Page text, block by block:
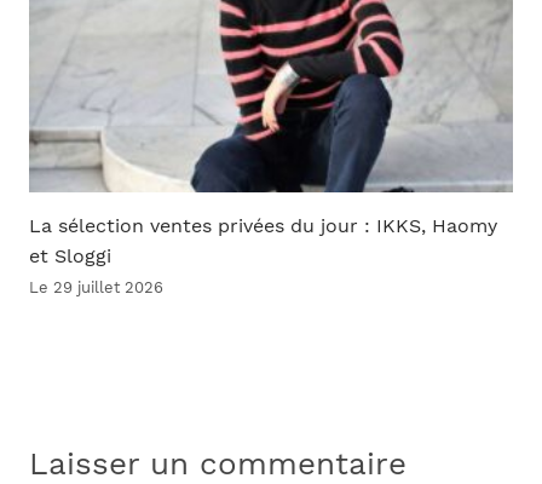
La sélection ventes privées du jour : IKKS, Haomy
et Sloggi
Le 29 juillet 2026
Laisser un commentaire